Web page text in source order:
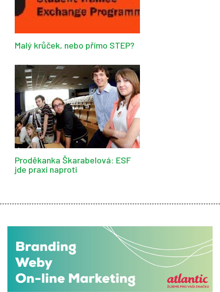
Malý krůček, nebo přímo STEP?
Proděkanka Škarabelová: ESF
jde praxi naproti